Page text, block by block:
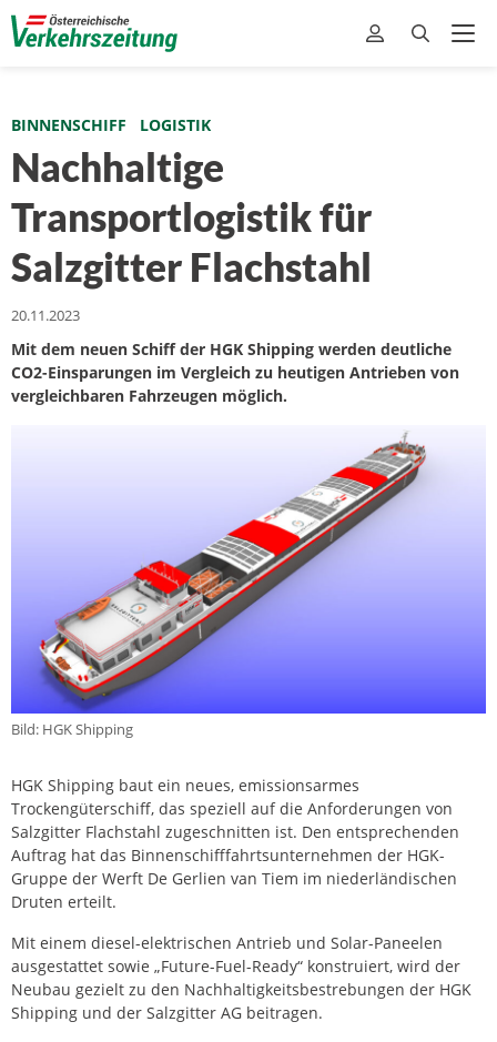
BINNENSCHIFF LOGISTIK
Nachhaltige
Transportlogistik für
Salzgitter Flachstahl
20.11.2023
Mit dem neuen Schiff der HGK Shipping werden deutliche
CO2-Einsparungen im Vergleich zu heutigen Antrieben von
vergleichbaren Fahrzeugen möglich.
Bild: HGK Shipping
HGK Shipping baut ein neues, emissionsarmes
Trockengüterschiff, das speziell auf die Anforderungen von
Salzgitter Flachstahl zugeschnitten ist. Den entsprechenden
Auftrag hat das Binnenschifffahrtsunternehmen der HGK-
Gruppe der Werft De Gerlien van Tiem im niederländischen
Druten erteilt.
Mit einem diesel-elektrischen Antrieb und Solar-Paneelen
ausgestattet sowie „Future-Fuel-Ready“ konstruiert, wird der
Neubau gezielt zu den Nachhaltigkeitsbestrebungen der HGK
Shipping und der Salzgitter AG beitragen.